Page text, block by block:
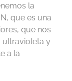
la
que es una
que nos
ultravioleta y
a la